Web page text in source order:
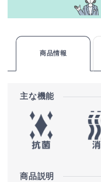
商品情報
主な機能
商品説明